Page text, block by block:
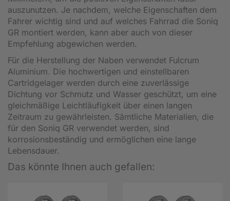
auszunutzen. Je nachdem, welche Eigenschaften dem
Fahrer wichtig sind und auf welches Fahrrad die Soniq
GR montiert werden, kann aber auch von dieser
Empfehlung abgewichen werden.
Für die Herstellung der Naben verwendet Fulcrum
Aluminium. Die hochwertigen und einstellbaren
Cartridgelager werden durch eine zuverlässige
Dichtung vor Schmutz und Wasser geschützt, um eine
gleichmäßige Leichtläufigkeit über einen langen
Zeitraum zu gewährleisten. Sämtliche Materialien, die
für den Soniq GR verwendet werden, sind
korrosionsbeständig und ermöglichen eine lange
Lebensdauer.
Das könnte Ihnen auch gefallen: